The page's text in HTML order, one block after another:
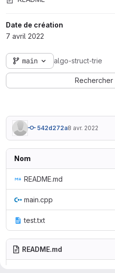
Date de création
7 avril 2022
main algo-struct-trie
Rechercher
542d272a8 avr. 2022
Nom
README.md
main.cpp
test.txt
README.md